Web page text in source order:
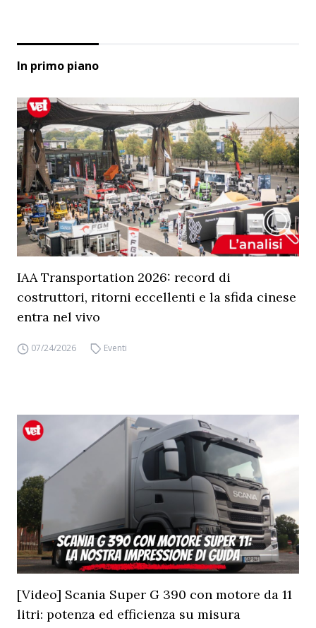
In primo piano
IAA Transportation 2026: record di
costruttori, ritorni eccellenti e la sfida cinese
entra nel vivo
07/24/2026 Eventi
[Video] Scania Super G 390 con motore da 11
litri: potenza ed efficienza su misura